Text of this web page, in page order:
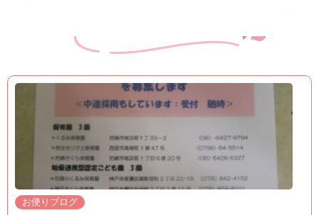
お便りブログ